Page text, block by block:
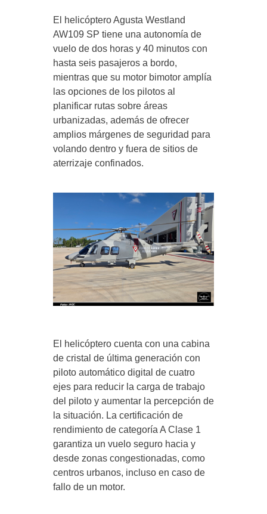
El helicóptero Agusta Westland
AW109 SP tiene una autonomía de
vuelo de dos horas y 40 minutos con
hasta seis pasajeros a bordo,
mientras que su motor bimotor amplía
las opciones de los pilotos al
planificar rutas sobre áreas
urbanizadas, además de ofrecer
amplios márgenes de seguridad para
volando dentro y fuera de sitios de
aterrizaje confinados.
El helicóptero cuenta con una cabina
de cristal de última generación con
piloto automático digital de cuatro
ejes para reducir la carga de trabajo
del piloto y aumentar la percepción de
la situación. La certificación de
rendimiento de categoría A Clase 1
garantiza un vuelo seguro hacia y
desde zonas congestionadas, como
centros urbanos, incluso en caso de
fallo de un motor.